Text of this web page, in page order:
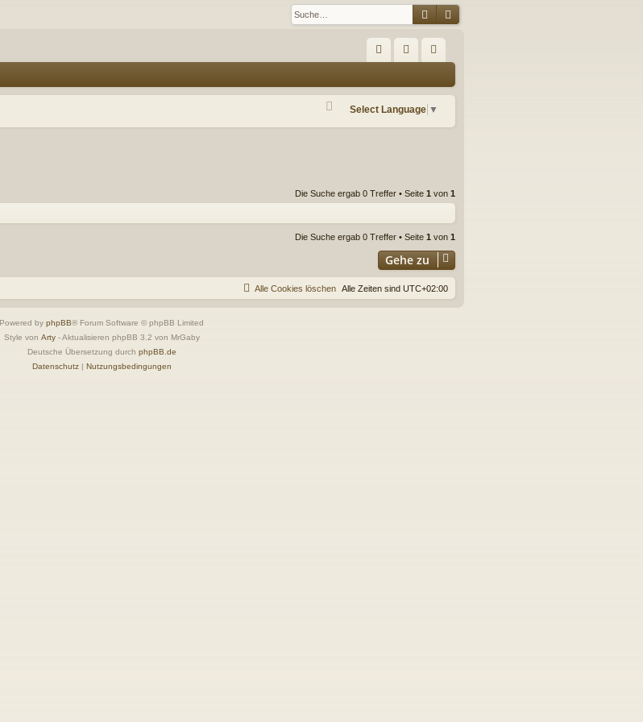
SucheErweiterte Suche
Q m ist
Select Language ▼
Die Suche ergab 0 Treffer • Seite 1 von 1
Die Suche ergab 0 Treffer • Seite 1 von 1
Gehe zu
Alle Zeiten sind UTC+02:00
Alle Cookies löschen
Powered by phpBB® Forum Software © phpBB Limited
Style von Arty- Aktualisieren phpBB 3.2 von MrGaby
Deutsche Übersetzung durch phpBB.de
Datenschutz| Nutzungsbedingungen